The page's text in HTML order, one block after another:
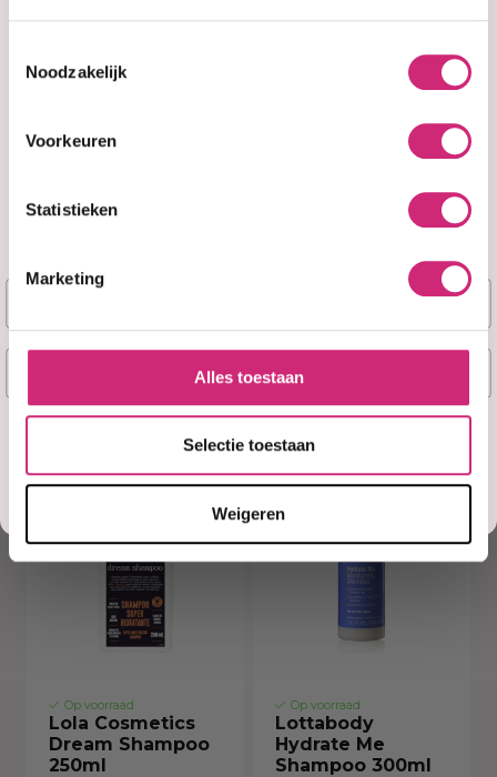
Noodzakelijk
Voorkeuren
Statistieken
Marketing
Alles toestaan
Selectie toestaan
Weigeren
Op voorraad
Shampoo 500ml
Shampoo (300ml)
€15,90
Op voorraad
Lola Cosmetics
Dream Shampoo
250ml
Op voorraad
Lottabody
Hydrate Me
Shampoo 300ml
Naam
E-mail
Ja, stuur mij mijn 5% korting!
Misschien later